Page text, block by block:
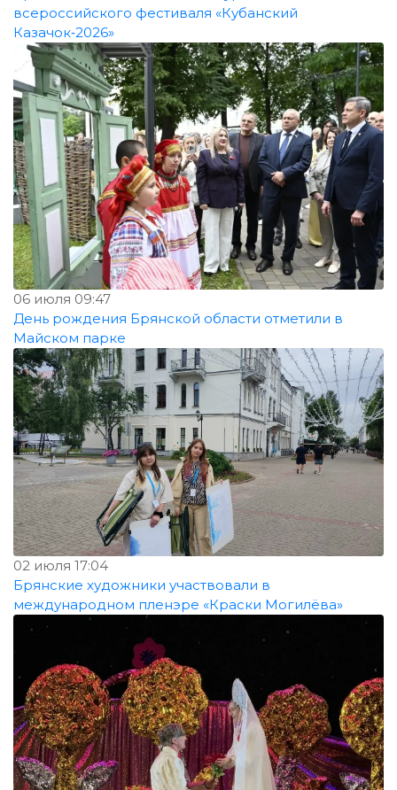
всероссийского фестиваля «Кубанский
Казачок‑2026»
06 июля 09:47
День рождения Брянской области отметили в
Майском парке
02 июля 17:04
Брянские художники участвовали в
международном пленэре «Краски Могилёва»